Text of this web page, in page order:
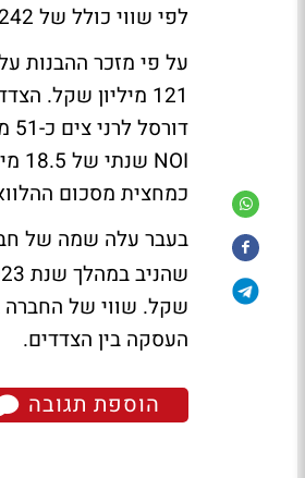
לפי שווי כולל של 242 מיליון שקל, מעט נמוך מהשווי של הנכס בספרים שעמד על 248 מיליון שקל.
121 מיליון
כמחצית מסכום
בעבר עלה שמה של
העסקה בין הצדדים.
הוספת תגובה